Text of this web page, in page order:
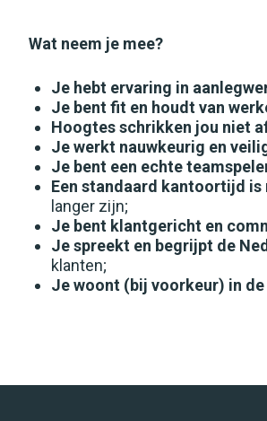
Wat neem je mee?
Je hebt ervaring in
Je bent fit en houdt van
Hoogtes schrikken jou niet
Je werkt nauwkeurig en
Je bent een echte
Een standaard kantoortijd is
langer zijn;
Je bent klantgericht en
Je spreekt en begrijpt de
klanten;
Je woont (bij voorkeur) in